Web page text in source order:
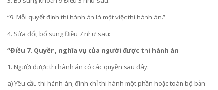
“9. Mỗi quyết định thi hành án là một việc thi hành án.”
4. Sửa đổi, bổ sungĐiều 7 như sau:
“Điều 7. Quyền, nghĩa vụ của người được thi hành án
1. Người được thi hành án có các quyền sau đây:
a) Yêu cầu thi hành án, đình chỉ thi hành một phần hoặc toàn bộ bản